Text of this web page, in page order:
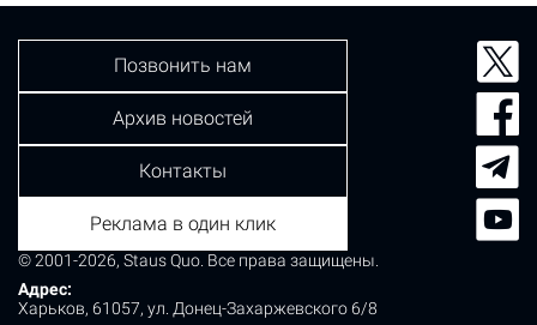
© 2001-2026, Staus Quo. Все права защищены.
Адрес:
Харьков, 61057, ул. Донец-Захаржевского 6/8
Позвонить нам
Архив новостей
Контакты
Реклама в один клик